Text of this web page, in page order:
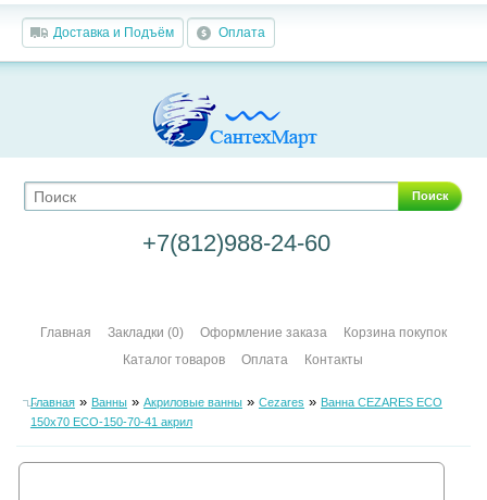
Доставка и Подъём Оплата
Поиск
+7(812)988-24-60
Главная Закладки (0) Оформление заказа
Корзина покупок
Каталог товаров
Оплата Контакты
Главная» Ванны» Акриловые ванны» Cezares » Ванна CEZARES ECO
150х70 ECO-150-70-41 акрил